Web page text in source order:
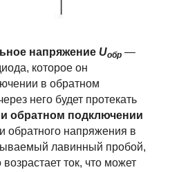
напряжение Uобр —
которое он
в обратном
него будет протекать
обратном подключении
обратного напряжения в
лавинный пробой,
возрастает ток, что может